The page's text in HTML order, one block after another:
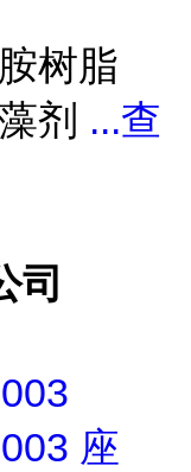
树脂
剂 ...查
司
座